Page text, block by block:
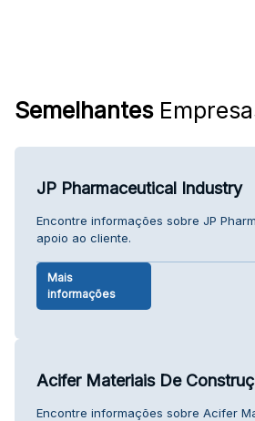
Semelhantes
JP Pharmaceutical Industry
Encontre informações sobre JP
apoio ao cliente.
Mais
informações
Acifer Materiais De
Encontre informações sobre Acifer